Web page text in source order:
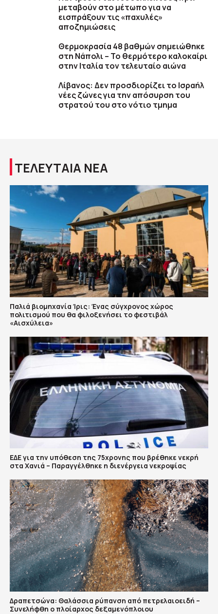
μεταβούν στο μέτωπο για να
εισπράξουν τις «παχυλές»
αποζημιώσεις
Θερμοκρασία 48 βαθμών σημειώθηκε
στη Νάπολι – Το θερμότερο καλοκαίρι
στην Ιταλία τον τελευταίο αιώνα
Λίβανος: Δεν προσδιορίζει το Ισραήλ
νέες ζώνες για την απόσυρση του
στρατού του στο νότιο τμημα
ΤΕΛΕΥΤΑΙΑ ΝΕΑ
Παλιά βιομηχανία Ίρις: Ένας σύγχρονος χώρος
πολιτισμού που θα φιλοξενήσει το φεστιβάλ
«Αισχύλεια»
ΕΔΕ για την υπόθεση της 75χρονης που βρέθηκε νεκρή
στα Χανιά – Παραγγέλθηκε η διενέργεια νεκροψίας
Δραπετσώνα: Θαλάσσια ρύπανση από πετρελαιοειδή –
Συνελήφθη ο πλοίαρχος δεξαμενόπλοιου